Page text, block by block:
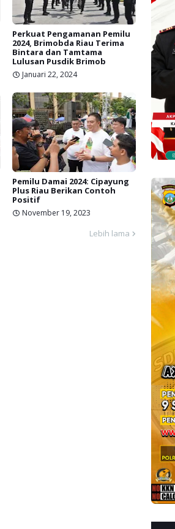
Perkuat Pengamanan Pemilu
2024, Brimobda Riau Terima
Bintara dan Tamtama
Lulusan Pusdik Brimob
Januari 22, 2024
Pemilu Damai 2024: Cipayung
Plus Riau Berikan Contoh
Positif
November 19, 2023
Lebih lama